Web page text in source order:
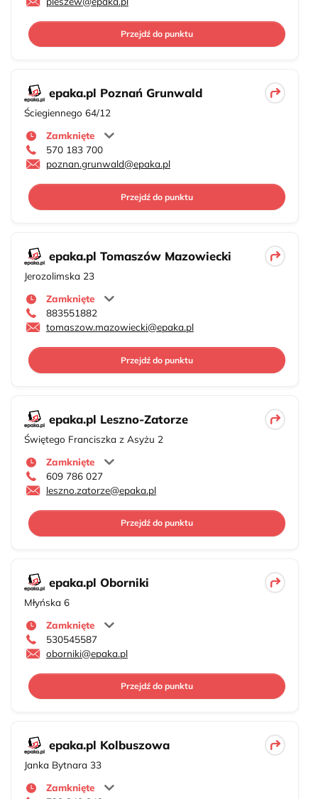
Przejdź do punktu
epaka.pl Poznań Grunwald
Ściegiennego 64/12
Zamknięte
570 183 700
poznan.grunwald@epaka.pl
Przejdź do punktu
epaka.pl Tomaszów Mazowiecki
Jerozolimska 23
Zamknięte
883551882
tomaszow.mazowiecki@epaka.pl
Przejdź do punktu
epaka.pl Leszno-Zatorze
Świętego Franciszka z Asyżu 2
Zamknięte
609 786 027
leszno.zatorze@epaka.pl
Przejdź do punktu
epaka.pl Oborniki
Młyńska 6
Zamknięte
530545587
oborniki@epaka.pl
Przejdź do punktu
epaka.pl Kolbuszowa
Janka Bytnara 33
Zamknięte